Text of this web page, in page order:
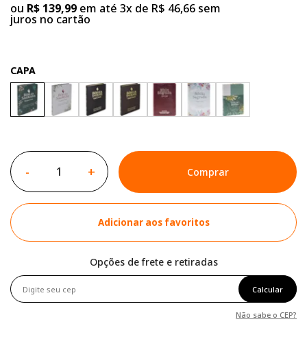
ou R$ 139,99 em até 3x de R$ 46,66 sem
juros no cartão
CAPA
- + Comprar
Adicionar aos favoritos
Opções de frete e retiradas
Calcular
Não sabe o CEP?